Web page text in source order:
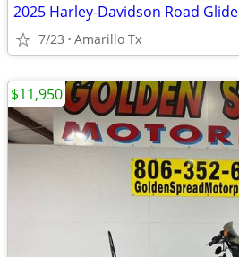
2025 Harley-Davidson Road Glide
7/23 Amarillo Tx
$11,950